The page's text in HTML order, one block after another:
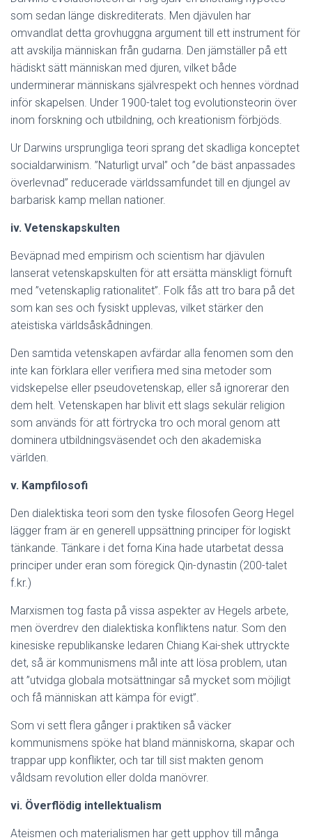
som sedan länge diskrediterats. Men djävulen har
omvandlat detta grovhuggna argument till ett instrument för
att avskilja människan från gudarna. Den jämställer på ett
hädiskt sätt människan med djuren, vilket både
underminerar människans självrespekt och hennes vördnad
inför skapelsen. Under 1900-talet tog evolutionsteorin över
inom forskning och utbildning, och kreationism förbjöds.
Ur Darwins ursprungliga teori sprang det skadliga konceptet
socialdarwinism. ”Naturligt urval” och ”de bäst anpassades
överlevnad” reducerade världssamfundet till en djungel av
barbarisk kamp mellan nationer.
iv. Vetenskapskulten
Beväpnad med empirism och scientism har djävulen
lanserat vetenskapskulten för att ersätta mänskligt förnuft
med ”vetenskaplig rationalitet”. Folk fås att tro bara på det
som kan ses och fysiskt upplevas, vilket stärker den
ateistiska världsåskådningen.
Den samtida vetenskapen avfärdar alla fenomen som den
inte kan förklara eller verifiera med sina metoder som
vidskepelse eller pseudovetenskap, eller så ignorerar den
dem helt. Vetenskapen har blivit ett slags sekulär religion
som används för att förtrycka tro och moral genom att
dominera utbildningsväsendet och den akademiska
världen.
v. Kampfilosofi
Den dialektiska teori som den tyske filosofen Georg Hegel
lägger fram är en generell uppsättning principer för logiskt
tänkande. Tänkare i det forna Kina hade utarbetat dessa
principer under eran som föregick Qin-dynastin (200-talet
f.kr.)
Marxismen tog fasta på vissa aspekter av Hegels arbete,
men överdrev den dialektiska konfliktens natur. Som den
kinesiske republikanske ledaren Chiang Kai-shek uttryckte
det, så är kommunismens mål inte att lösa problem, utan
att ”utvidga globala motsättningar så mycket som möjligt
och få människan att kämpa för evigt”.
Som vi sett flera gånger i praktiken så väcker
kommunismens spöke hat bland människorna, skapar och
trappar upp konflikter, och tar till sist makten genom
våldsam revolution eller dolda manövrer.
vi. Överflödig intellektualism
Ateismen och materialismen har gett upphov till många